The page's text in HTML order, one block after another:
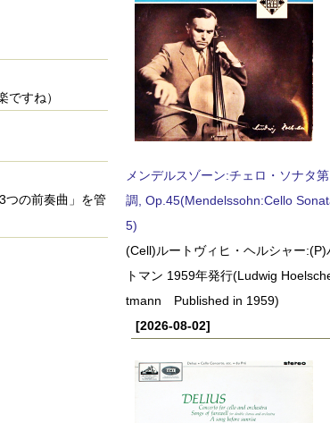
すね）
つの前奏曲」を管
メンデルスゾーン:チェロ・ソナタ
調, Op.45(Mendelssohn:Cello
5)
(Cell)ルートヴィヒ・ヘルシャー
トマン 1959年発行(Ludwig
tmann Published in 1959)
[2026-08-02]